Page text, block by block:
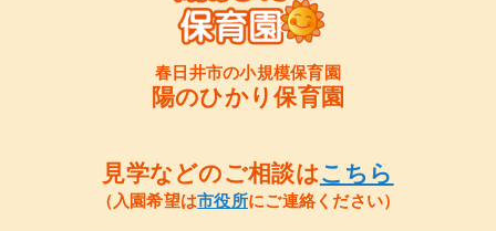
春日井市の小規模保育園
陽のひかり保育園
見学などのご相談はこちら
（入園希望は市役所にご連絡ください）